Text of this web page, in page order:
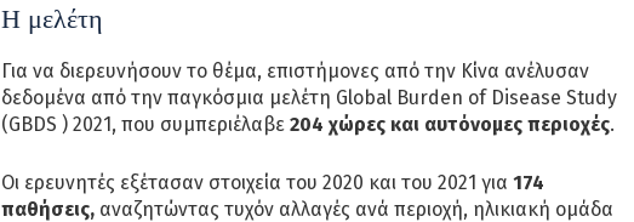
Η μελέτη
Για να διερευνήσουν το θέμα, επιστήμονες από την Κίνα ανέλυσαν
δεδομένα από την παγκόσμια μελέτη Global Burden of Disease Study
(GBDS ) 2021, που συμπεριέλαβε 204 χώρες και αυτόνομες περιοχές.
Οι ερευνητές εξέτασαν στοιχεία του 2020 και του 2021 για 174
παθήσεις, αναζητώντας τυχόν αλλαγές ανά περιοχή, ηλικιακή ομάδα